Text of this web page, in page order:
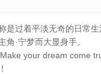
是过着平淡无奇的日
角·宁梦而大显身手。
your dream come